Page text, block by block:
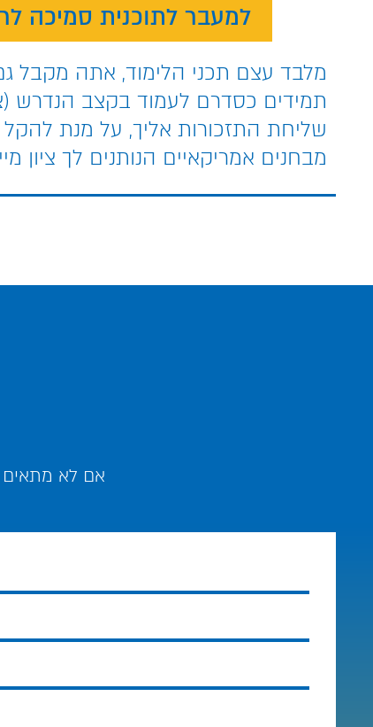
למעבר לתוכנית סמיכה
מלבד עצם תכני הלימוד, אתה מקבל
תמידים כסדרם לעמוד בקצב הנדרש
שליחת התזכורות אליך, על מנת להקל
מבחנים אמריקאיים הנותנים לך ציון
אם לא מתאים